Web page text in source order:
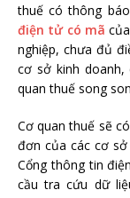
thuế có thông
điện tử có mã
nghiệp, chưa đủ
cơ sở kinh
quan thuế song
Cơ quan thuế sẽ
đơn của các cơ
Cổng thông tin
cầu tra cứu dữ